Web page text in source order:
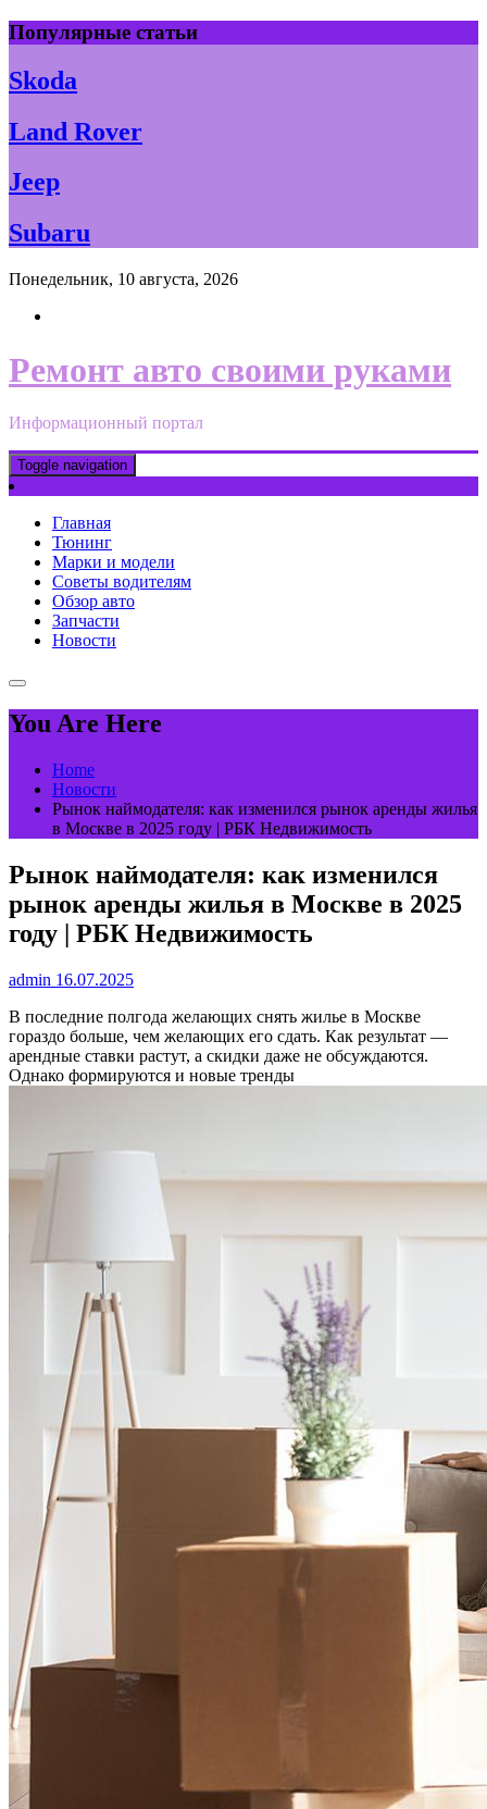
Skip
to
content
Популярные статьи
Skoda
Land Rover
Jeep
Subaru
Понедельник, 10 августа, 2026
Ремонт авто своими руками
Информационный портал
Toggle navigation
Главная
Тюнинг
Марки и модели
Советы водителям
Обзор авто
Запчасти
Новости
You Are Here
Home
Новости
Рынок наймодателя: как изменился рынок аренды жилья
в Москве в 2025 году | РБК Недвижимость
Рынок наймодателя: как изменился
рынок аренды жилья в Москве в 2025
году | РБК Недвижимость
admin 16.07.2025
В последние полгода желающих снять жилье в Москве
гораздо больше, чем желающих его сдать. Как результат —
арендные ставки растут, а скидки даже не обсуждаются.
Однако формируются и новые тренды